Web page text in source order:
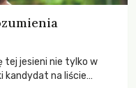
tej jesieni nie tylko w
kandydat na liście